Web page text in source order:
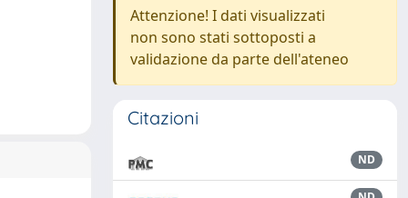
Attenzione! I dati visualizzati
non sono stati sottoposti a
validazione da parte dell'ateneo
Citazioni
ND